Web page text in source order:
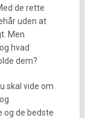
de rette
uden at
Men
hvad
dem?
skal vide om
og de bedste